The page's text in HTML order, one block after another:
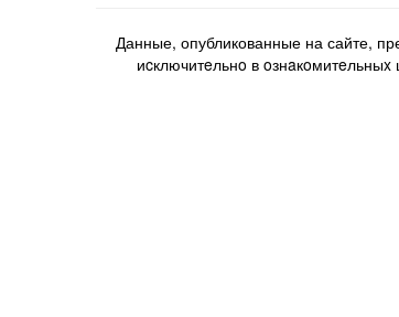
Данные, опубликованные на сайте,
иcключитeльнo в